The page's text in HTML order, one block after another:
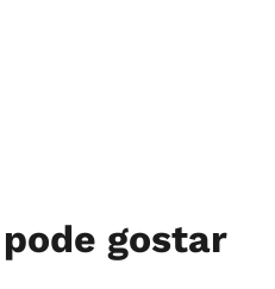
pode gostar